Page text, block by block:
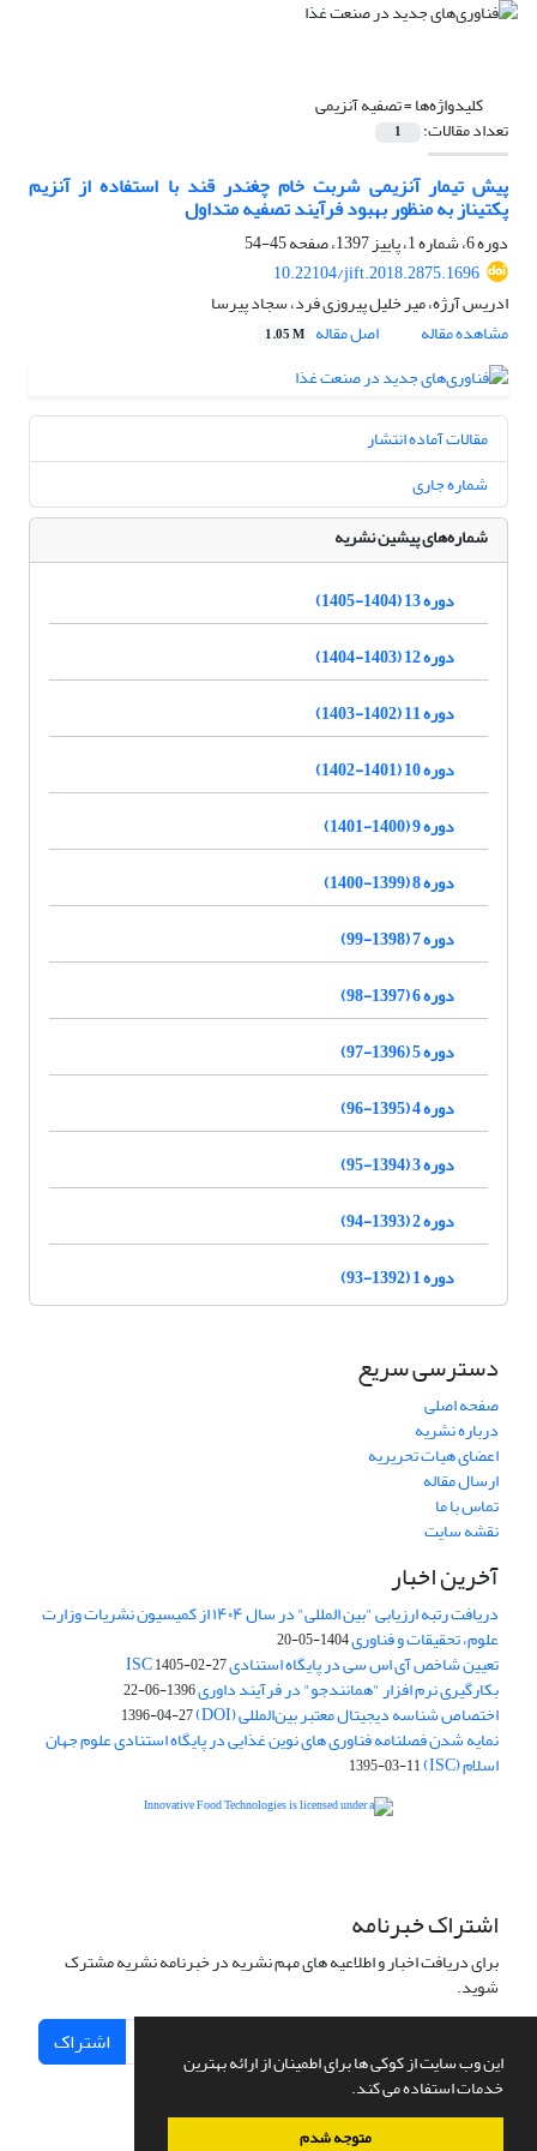
این وب سایت از کوکی ها برای اطمینان از ارائه بهترین
خدمات استفاده می کند.
متوجه شدم
کلیدواژه‌ها =تصفیه آنزیمی
تعداد مقالات: 1
پیش تیمار آنزیمی شربت خام چغندر قند با استفاده از آنزیم
پکتیناز به منظور بهبود فرآیند تصفیه متداول
دوره 6، شماره 1، پاییز 1397، صفحه
45-54
10.22104/jift.2018.2875.1696
ادریس آرژه، میر خلیل پیروزی فرد، سجاد پیرسا
مشاهده مقاله
اصل مقاله 1.05 M
مقالات آماده انتشار
شماره جاری
شماره‌های پیشین نشریه
دوره 13 (1404-1405)
دوره 12 (1403-1404)
دوره 11 (1402-1403)
دوره 10 (1401-1402)
دوره 9 (1400-1401)
دوره 8 (1399-1400)
دوره 7 (1398-99)
دوره 6 (1397-98)
دوره 5 (1396-97)
دوره 4 (1395-96)
دوره 3 (1394-95)
دوره 2 (1393-94)
دوره 1 (1392-93)
دسترسی سریع
صفحه اصلی
درباره نشریه
اعضای هیات تحریریه
ارسال مقاله
تماس با ما
نقشه سایت
آخرین اخبار
دریافت رتبه ارزیابی "بین المللی" در سال ۱۴۰۴ از کمیسیون نشریات وزارت
علوم، تحقیقات و فناوری1404-05-20
تعیین شاخص آی اس سی در پایگاه استنادی ISC1405-02-27
بکارگیری نرم افزار "همانندجو" در فرآیند داوری1396-06-22
اختصاص شناسه دیجیتال معتبر بین‌المللی (DOI) 1396-04-27
نمایه شدن فصلنامه فناوری های نوین غذایی در پایگاه استنادی علوم جهان
اسلام (ISC) 1395-03-11
اشتراک خبرنامه
برای دریافت اخبار و اطلاعیه های مهم نشریه در خبرنامه نشریه مشترک
شوید.
اشتراک